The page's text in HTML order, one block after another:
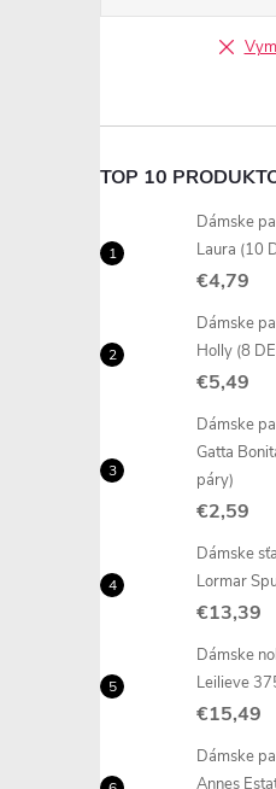
TOP 10
Dámske
Laura (10
€4,79
Dámske
Holly (8
€5,49
Dámske
Gatta
páry)
€2,59
Dámske
Lormar
€13,39
Dámske
Leilieve
€15,49
Dámske
Annes